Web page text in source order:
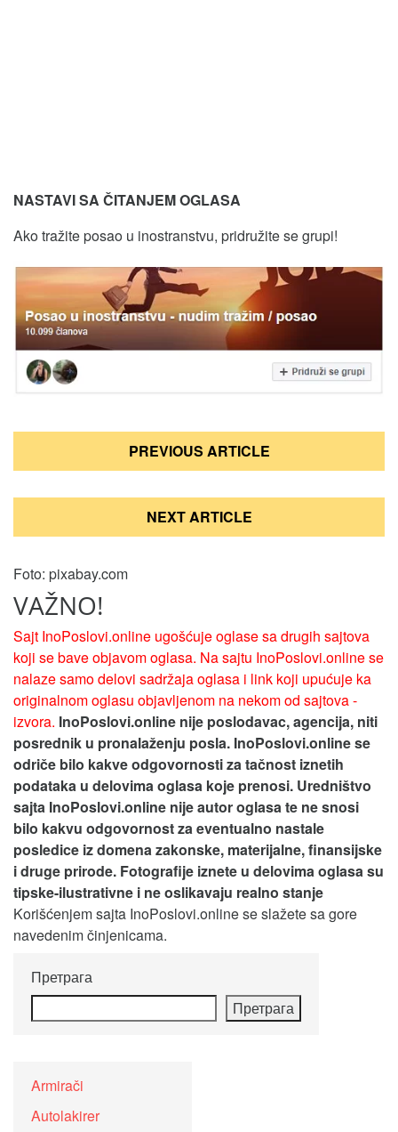
NASTAVI SA ČITANJEM OGLASA
Ako tražite posao u inostranstvu, pridružite se grupi!
Кретање
PREVIOUS ARTICLE
NEXT ARTICLE
Foto: pixabay.com
VAŽNO!
Sajt InoPoslovi.online ugošćuje oglase sa drugih sajtova
koji se bave objavom oglasa. Na sajtu InoPoslovi.online se
nalaze samo delovi sadržaja oglasa i link koji upućuje ka
originalnom oglasu objavljenom na nekom od sajtova -
izvora. InoPoslovi.online nije poslodavac, agencija, niti
posrednik u pronalaženju posla. InoPoslovi.online se
odriče bilo kakve odgovornosti za tačnost iznetih
podataka u delovima oglasa koje prenosi. Uredništvo
sajta InoPoslovi.online nije autor oglasa te ne snosi
bilo kakvu odgovornost za eventualno nastale
posledice iz domena zakonske, materijalne, finansijske
i druge prirode. Fotografije iznete u delovima oglasa su
tipske-ilustrativne i ne oslikavaju realno stanje
Korišćenjem sajta InoPoslovi.online se slažete sa gore
navedenim činjenicama.
Претрага
Претрага
Armirači
Autolakirer